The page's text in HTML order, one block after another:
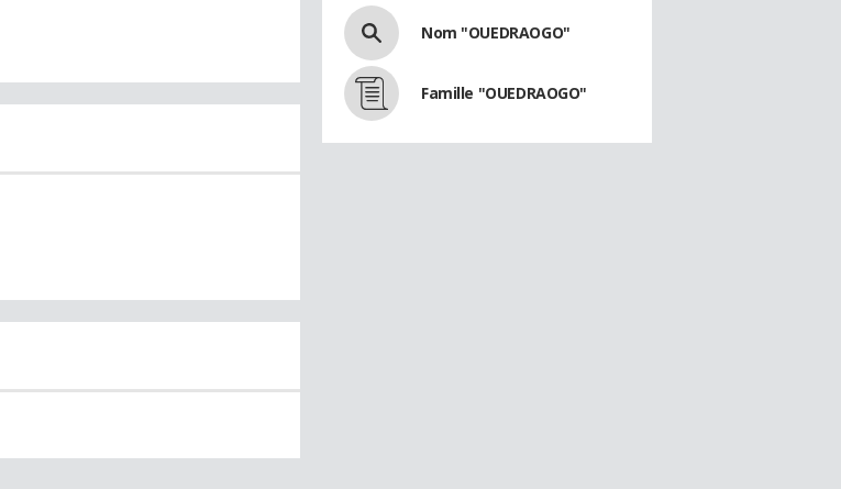
Nom "OUEDRAOGO"
Famille "OUEDRAOGO"